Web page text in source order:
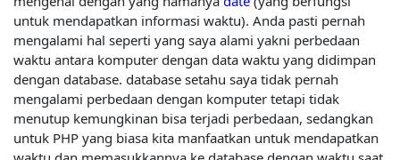
untuk mendapatkan informasi waktu). Anda pasti pernah
mengalami hal seperti yang saya alami yakni perbedaan
waktu antara komputer dengan data waktu yang didimpan
dengan database. database setahu saya tidak pernah
mengalami perbedaan dengan komputer tetapi tidak
menutup kemungkinan bisa terjadi perbedaan, sedangkan
untuk PHP yang biasa kita manfaatkan untuk mendapatkan